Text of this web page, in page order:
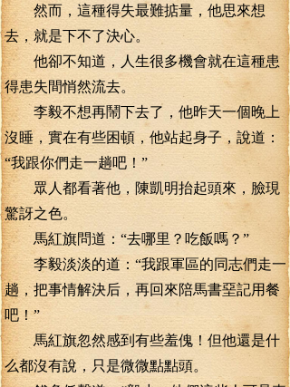
然而，這種得失最難掂量，他思來想
去，就是下不了決心。
他卻不知道，人生很多機會就在這種患
得患失間悄然流去。
李毅不想再鬧下去了，他昨天一個晚上
沒睡，實在有些困頓，他站起身子，說道：
“我跟你們走一趟吧！”
眾人都看著他，陳凱明抬起頭來，臉現
驚訝之色。
馬紅旗問道：“去哪里？吃飯嗎？”
李毅淡淡的道：“我跟軍區的同志們走一
趟，把事情解決后，再回來陪馬書堊記用餐
吧！”
馬紅旗忽然感到有些羞傀！但他還是什
么都沒有說，只是微微點點頭。